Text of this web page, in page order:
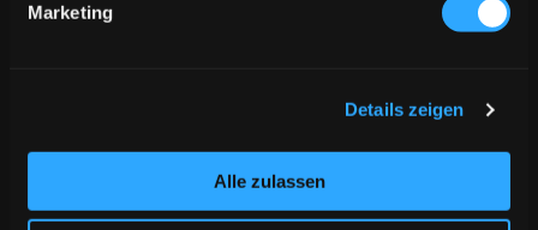
Marketing
Details zeigen
Alle zulassen